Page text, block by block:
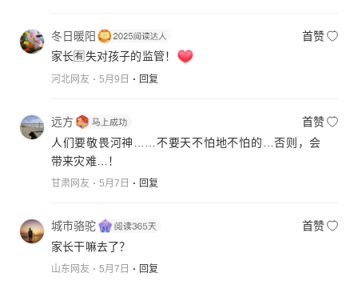
冬日暖阳
首赞
家长🈶️失对孩子的监管！
河北网友 5月9日 回复
远方
首赞
人们要敬畏河神……不要天不怕地不怕的…否则，会
带来灾难…！
甘肃网友 5月7日 回复
城市骆驼
首赞
家长干嘛去了？
山东网友 5月7日 回复